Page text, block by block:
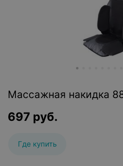
Массажная накидка
697 руб.
Где купить